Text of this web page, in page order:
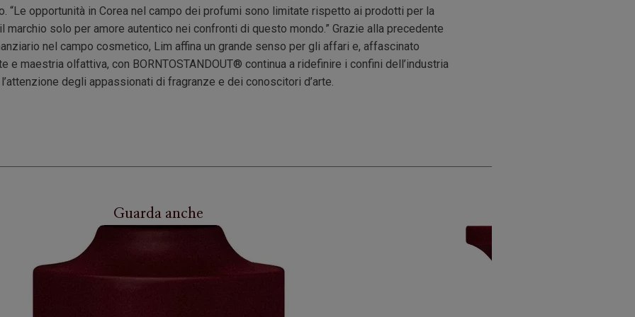
“Le opportunità in Corea nel campo dei profumi sono limitate rispetto ai prodotti per la
marchio solo per amore autentico nei confronti di questo mondo.” Grazie alla precedente
nel campo cosmetico, Lim affina un grande senso per gli affari e, affascinato
e maestria olfattiva, con BORNTOSTANDOUT® continua a ridefinire i confini dell’industria
degli appassionati di fragranze e dei conoscitori d’arte.
Guarda anche